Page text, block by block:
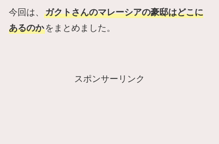
今回は、 ガクトさんのマレーシアの豪邸はどこに
あるのかをまとめました。
スポンサーリンク